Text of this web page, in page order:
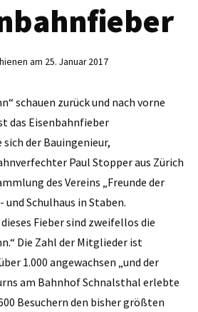
am 25. Januar 2017
schauen zurück und nach vorne
das Eisenbahnfieber
der Bauingenieur,
Paul Stopper aus Zürich
des Vereins „Freunde der
Schulhaus in Staben.
Fieber sind zweifellos die
Die Zahl der Mitglieder ist
1.000 angewachsen „und der
am Bahnhof Schnalsthal erlebte
Besuchern den bisher größten